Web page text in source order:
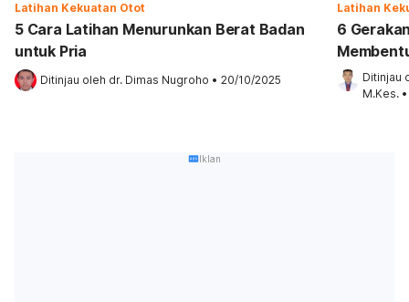
Latihan Kekuatan Otot
5 Cara Latihan Menurunkan Berat Badan
untuk Pria
Ditinjau oleh dr. Dimas Nugroho • 20/10/2025
Latihan
6
Ditinjau
M.Kes. •
Iklan